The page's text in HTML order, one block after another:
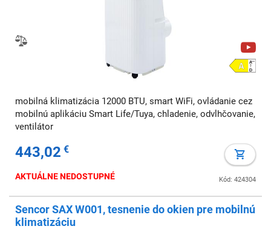
mobilná klimatizácia 12000 BTU, smart WiFi, ovládanie cez
mobilnú aplikáciu Smart Life/Tuya, chladenie, odvlhčovanie,
ventilátor
443,02 €
Kód: 424304
AKTUÁLNE NEDOSTUPNÉ
Sencor SAX W001, tesnenie do okien pre mobilnú
klimatizáciu